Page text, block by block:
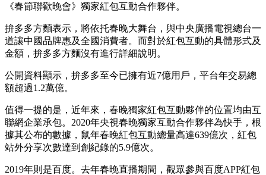
《春節聯歡晚會》獨家紅包互動合作夥伴。
拚多多方麵表示，將依托春晚大舞台，與中央廣播電視總台一
道讓中國品牌惠及全國消費者。而對於紅包互動的具體形式及
金額，拚多多方麵沒有進行詳細說明。
公開資料顯示，拚多多至今已擁有近7億用戶，平台年交易總
額超過1.2萬億。
值得一提的是，近年來，春晚獨家紅包互動夥伴的位置均由互
聯網企業承包。2020年央視春晚獨家互動合作夥伴為快手，根
據其公布的數據，鼠年春晚紅包互動總量高達639億次，紅包
站外分享次數達到創紀錄的5.9億次。
2019年則是百度。去年春晚直播期間，觀眾參與百度APP紅包